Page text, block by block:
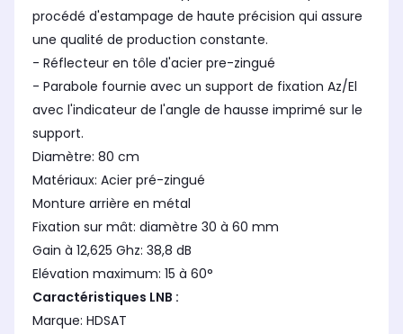
procédé d'estampage de haute précision qui assure
une qualité de production constante.
- Réflecteur en tôle d'acier pre-zingué
- Parabole fournie avec un support de fixation Az/El
avec l'indicateur de l'angle de hausse imprimé sur le
support.
Diamètre: 80 cm
Matériaux: Acier pré-zingué
Monture arrière en métal
Fixation sur mât: diamètre 30 à 60 mm
Gain à 12,625 Ghz: 38,8 dB
Elévation maximum: 15 à 60°
Caractéristiques LNB :
Marque: HDSAT